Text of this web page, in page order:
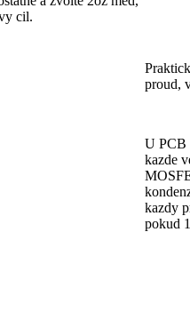
cil.
proud,
U PCB
kazde
kazdy
pokud